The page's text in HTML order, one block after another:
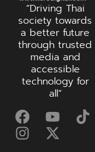
“Driving Thai
society towards
a better future
through trusted
media and
accessible
technology for
all”